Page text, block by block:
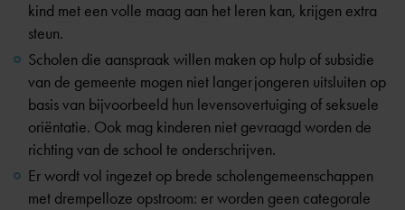
kind met een volle maag aan het leren kan, krijgen extra
steun.
Scholen die aanspraak willen maken op hulp of subsidie
van de gemeente mogen niet langer jongeren uitsluiten op
basis van bijvoorbeeld hun levensovertuiging of seksuele
oriëntatie. Ook mag kinderen niet gevraagd worden de
richting van de school te onderschrijven.
Er wordt vol ingezet op brede scholengemeenschappen
met drempelloze opstroom: er worden geen categorale